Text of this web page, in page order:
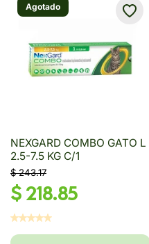
Agotado
NEXGARD COMBO GATO L
2.5-7.5 KG C/1
$ 243.17
$ 218.85